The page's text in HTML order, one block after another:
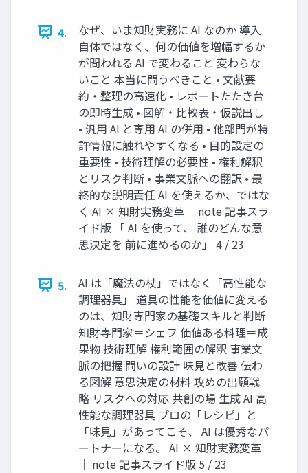
4.
なぜ、いま知財実務に AI なのか 導入
自体ではなく、何の価値を増幅するか
が問われる AI で変わること 変わらな
いこと 本当に問うべきこと • 文献要
約・整理の高速化 • レポートたたき台
の即時生成 • 図解・比較表・仮説出し
• 汎用 AI と専用 AI の併用 • 他部門が特
許情報に触れやすくなる • 目的設定の
重要性 • 技術理解の必要性 • 権利解釈
とリスク判断 • 事業文脈への翻訳 • 最
終的な説明責任 AI を使えるか、ではな
く AI × 知財実務変革｜ note 記事スラ
イド版 「 AI を使って、 誰のどんな意
思決定を 前に進めるのか」 4 / 23
5.
AI は「魔法の杖」ではなく「高性能な
調理器具」 道具の性能を価値に変える
のは、知財専門家の基礎スキルと判断
知財専門家＝シェフ 価値ある料理＝成
果物 技術理解 権利範囲の解釈 事業文
脈の把握 問いの設計 味見と改善 伝わ
る図解 意思決定の材料 攻めの出願戦
略 リスクへの対応 共創の場 生成 AI 高
性能な調理器具 プロの「レシピ」と
「味見」があってこそ、 AI は優秀なパ
ートナーになる。 AI × 知財実務変革
｜ note 記事スライド版 5 / 23